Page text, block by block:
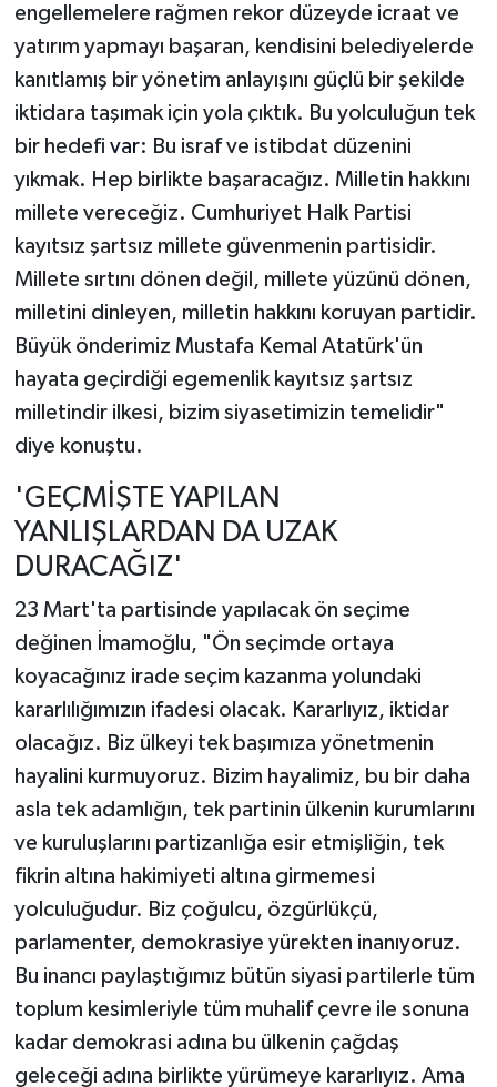
engellemelere rağmen rekor düzeyde icraat ve
yatırım yapmayı başaran, kendisini belediyelerde
kanıtlamış bir yönetim anlayışını güçlü bir şekilde
iktidara taşımak için yola çıktık. Bu yolculuğun tek
bir hedefi var: Bu israf ve istibdat düzenini
yıkmak. Hep birlikte başaracağız. Milletin hakkını
millete vereceğiz. Cumhuriyet Halk Partisi
kayıtsız şartsız millete güvenmenin partisidir.
Millete sırtını dönen değil, millete yüzünü dönen,
milletini dinleyen, milletin hakkını koruyan partidir.
Büyük önderimiz Mustafa Kemal Atatürk'ün
hayata geçirdiği egemenlik kayıtsız şartsız
milletindir ilkesi, bizim siyasetimizin temelidir"
diye konuştu.
'GEÇMİŞTE YAPILAN
YANLIŞLARDAN DA UZAK
DURACAĞIZ'
23 Mart'ta partisinde yapılacak ön seçime
değinen İmamoğlu, "Ön seçimde ortaya
koyacağınız irade seçim kazanma yolundaki
kararlılığımızın ifadesi olacak. Kararlıyız, iktidar
olacağız. Biz ülkeyi tek başımıza yönetmenin
hayalini kurmuyoruz. Bizim hayalimiz, bu bir daha
asla tek adamlığın, tek partinin ülkenin kurumlarını
ve kuruluşlarını partizanlığa esir etmişliğin, tek
fikrin altına hakimiyeti altına girmemesi
yolculuğudur. Biz çoğulcu, özgürlükçü,
parlamenter, demokrasiye yürekten inanıyoruz.
Bu inancı paylaştığımız bütün siyasi partilerle tüm
toplum kesimleriyle tüm muhalif çevre ile sonuna
kadar demokrasi adına bu ülkenin çağdaş
geleceği adına birlikte yürümeye kararlıyız. Ama